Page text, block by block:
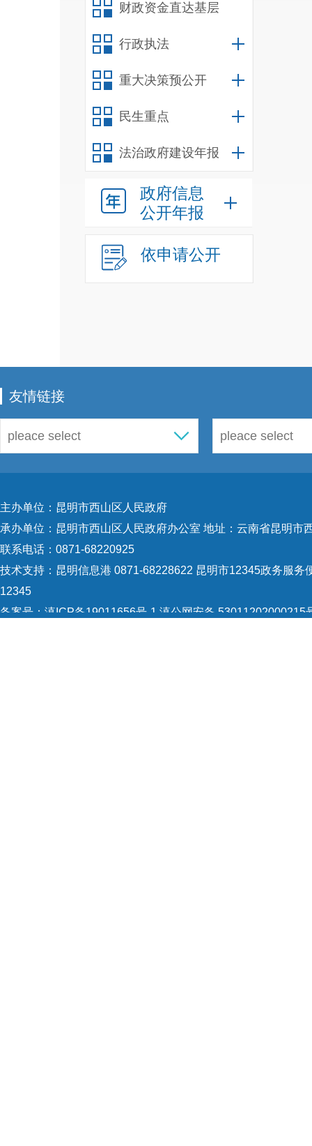
财政资金直达基层
行政执法
重大决策预公开
民生重点
法治政府建设年报
政府信息
公开年报
依申请公开
友情链接
主办单位：昆明市西山区人民政府
承办单位：昆明市西山区人民政府办公室 地址：云南省昆明市
联系电话：0871-68220925
技术支持： 昆明信息港 0871-68228622 昆明市12345政务服务
12345
备案号： 滇ICP备19011656号-1 滇公网安备 53011202000215